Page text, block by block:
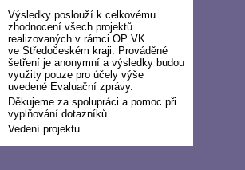
Výsledky poslouží k celkovému
zhodnocení všech projektů
realizovaných v rámci OP VK
ve Středočeském kraji. Prováděné
šetření je anonymní a výsledky budou
využity pouze pro účely výše
uvedené Evaluační zprávy.
Děkujeme za spolupráci a pomoc při
vyplňování dotazníků.
Vedení projektu